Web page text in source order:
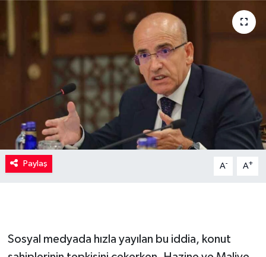
Paylaş A- A+
Sosyal medyada hızla yayılan bu iddia, konut